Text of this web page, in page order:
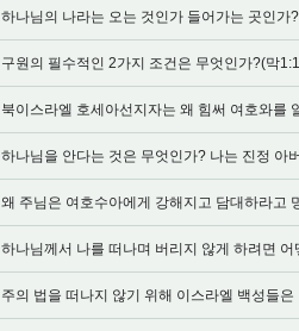
하나님의 나라는 오는 것인가 들어가는 곳인
구원의 필수적인 2가지 조건은 무엇인가?(막
북이스라엘 호세아선지자는 왜 힘써 여호와를
하나님을 안다는 것은 무엇인가? 나는 진정
왜 주님은 여호수아에게 강해지고 담대하라고
하나님께서 나를 떠나며 버리지 않게 하려면
주의 법을 떠나지 않기 위해 이스라엘 백성들